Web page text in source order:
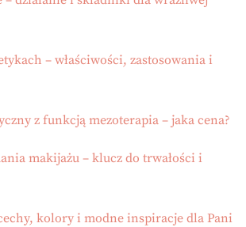
– właściwości, zastosowania i
z funkcją mezoterapia – jaka cena?
makijażu – klucz do trwałości i
kolory i modne inspiracje dla Pani